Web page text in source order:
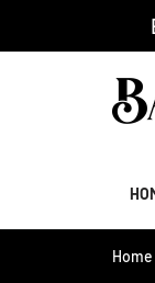
Home